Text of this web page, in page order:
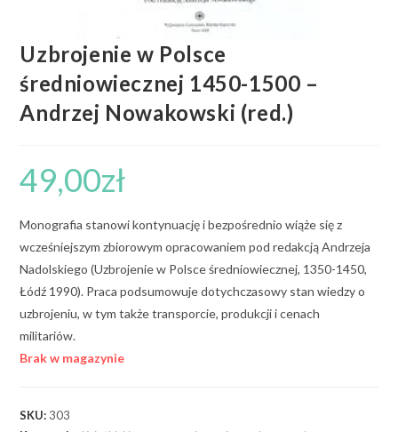
Uzbrojenie w Polsce
średniowiecznej 1450-1500 –
Andrzej Nowakowski (red.)
49,00zł
Monografia stanowi kontynuację i bezpośrednio wiąże się z
wcześniejszym zbiorowym opracowaniem pod redakcją Andrzeja
Nadolskiego (Uzbrojenie w Polsce średniowiecznej, 1350-1450,
Łódź 1990). Praca podsumowuje dotychczasowy stan wiedzy o
uzbrojeniu, w tym także transporcie, produkcji i cenach
militariów.
Brak w magazynie
SKU: 303